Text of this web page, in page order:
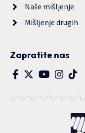
Naše mišljenje
Mišljenje drugih
Zapratite nas